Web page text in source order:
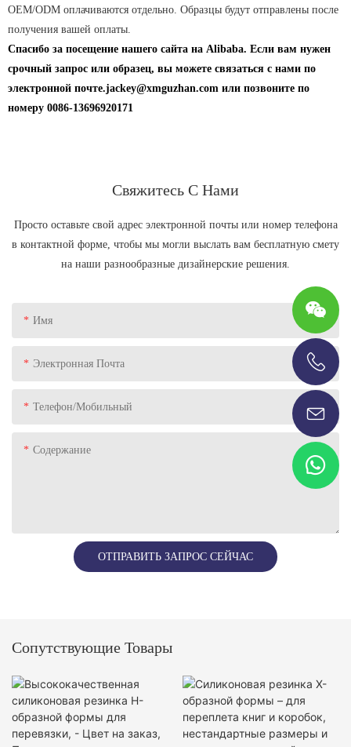
OEM/ODM оплачиваются отдельно. Образцы будут отправлены после
получения вашей оплаты.
Спасибо за посещение нашего сайта на Alibaba. Если вам нужен
срочный запрос или образец, вы можете связаться с нами по
электронной почте.jackey@xmguzhan.com или позвоните по
номеру 0086-13696920171
Свяжитесь С Нами
Просто оставьте свой адрес электронной почты или номер телефона
в контактной форме, чтобы мы могли выслать вам бесплатную смету
на наши разнообразные дизайнерские решения.
Имя
Электронная Почта
Телефон/Мобильный
Содержание
ОТПРАВИТЬ ЗАПРОС СЕЙЧАС
Сопутствующие Товары